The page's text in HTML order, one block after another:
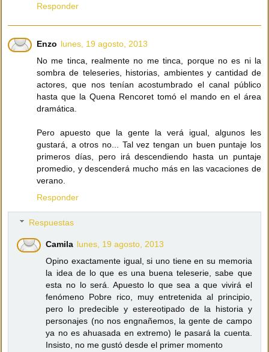
Responder
Enzo lunes, 19 agosto, 2013
No me tinca, realmente no me tinca, porque no es ni la
sombra de teleseries, historias, ambientes y cantidad de
actores, que nos tenían acostumbrado el canal público
hasta que la Quena Rencoret tomó el mando en el área
dramática.
Pero apuesto que la gente la verá igual, algunos les
gustará, a otros no... Tal vez tengan un buen puntaje los
primeros días, pero irá descendiendo hasta un puntaje
promedio, y descenderá mucho más en las vacaciones de
verano.
Responder
Respuestas
Camila lunes, 19 agosto, 2013
Opino exactamente igual, si uno tiene en su memoria
la idea de lo que es una buena teleserie, sabe que
esta no lo será. Apuesto lo que sea a que vivirá el
fenómeno Pobre rico, muy entretenida al principio,
pero lo predecible y estereotipado de la historia y
personajes (no nos engnañemos, la gente de campo
ya no es ahuasada en extremo) le pasará la cuenta.
Insisto, no me gustó desde el primer momento